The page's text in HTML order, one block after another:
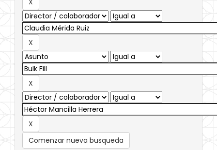
Comenzar nueva busqueda